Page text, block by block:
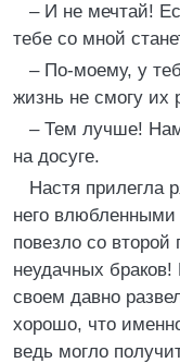
– И не мечтай!
тебе со мной
– По-моему, у
жизнь не смогу их
– Тем лучше! Нам
на досуге.
Настя прилегла
него влюбленными
повезло со второй
неудачных
своем давно
хорошо, что
ведь могло